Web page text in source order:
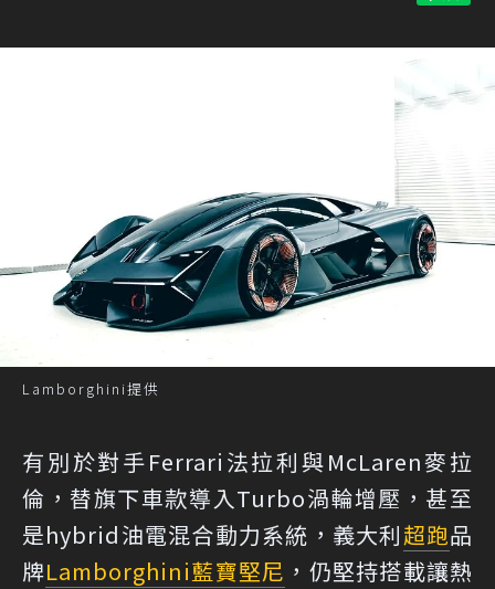
Lamborghini提供
有別於對手Ferrari法拉利與McLaren麥拉
倫，替旗下車款導入Turbo渦輪增壓，甚至
是hybrid油電混合動力系統，義大利超跑品
牌Lamborghini藍寶堅尼 ，仍堅持搭載讓熱